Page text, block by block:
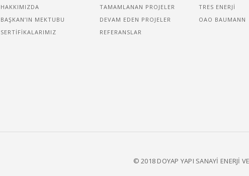
HAKKIMIZDA
BAŞKAN’IN MEKTUBU
SERTIFIKALARIMIZ
TAMAMLANAN PROJELER
DEVAM EDEN PROJELER
REFERANSLAR
TRES ENERJI
OAO BAUMANN
© 2018 DOYAP YAPI SANAYİ ENERJİ